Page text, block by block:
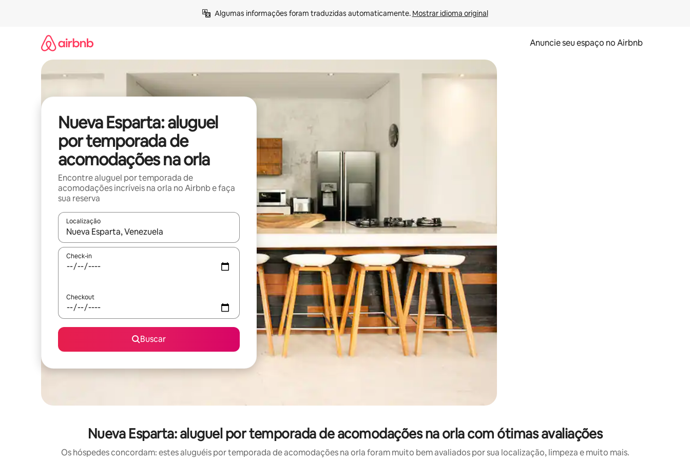
Algumas informações foram traduzidas automaticamente. Mostrar idioma original
Anuncie seu espaço no Airbnb
Nueva Esparta: aluguel
por temporada de
acomodações na orla
Encontre aluguel por temporada de
acomodações incríveis na orla no Airbnb e faça
sua reserva
Localização
Quando os resultados estiverem disponíveis, explore-os usando as seta para cima e para baixo do teclado ou tocando e deslizando o dedo na tela.
Check-in
Checkout
Buscar
Nueva Esparta: aluguel por temporada de acomodações na orla com ótimas avaliações
Os hóspedes concordam: estes aluguéis por temporada de acomodações na orla foram muito bem avaliados por sua localização, limpeza e muito mais.